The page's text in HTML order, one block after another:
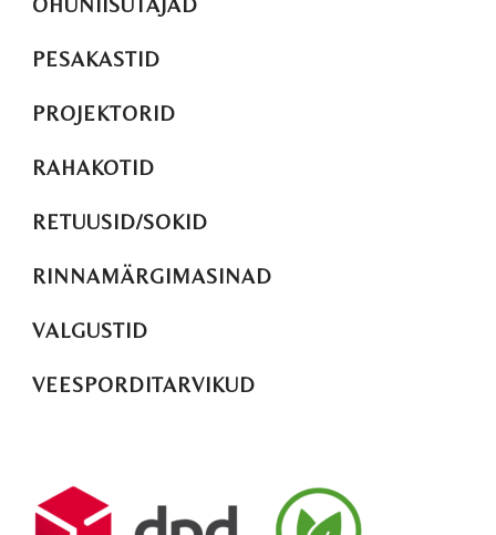
ÕHUNIISUTAJAD
PESAKASTID
PROJEKTORID
RAHAKOTID
RETUUSID/SOKID
RINNAMÄRGIMASINAD
VALGUSTID
VEESPORDITARVIKUD